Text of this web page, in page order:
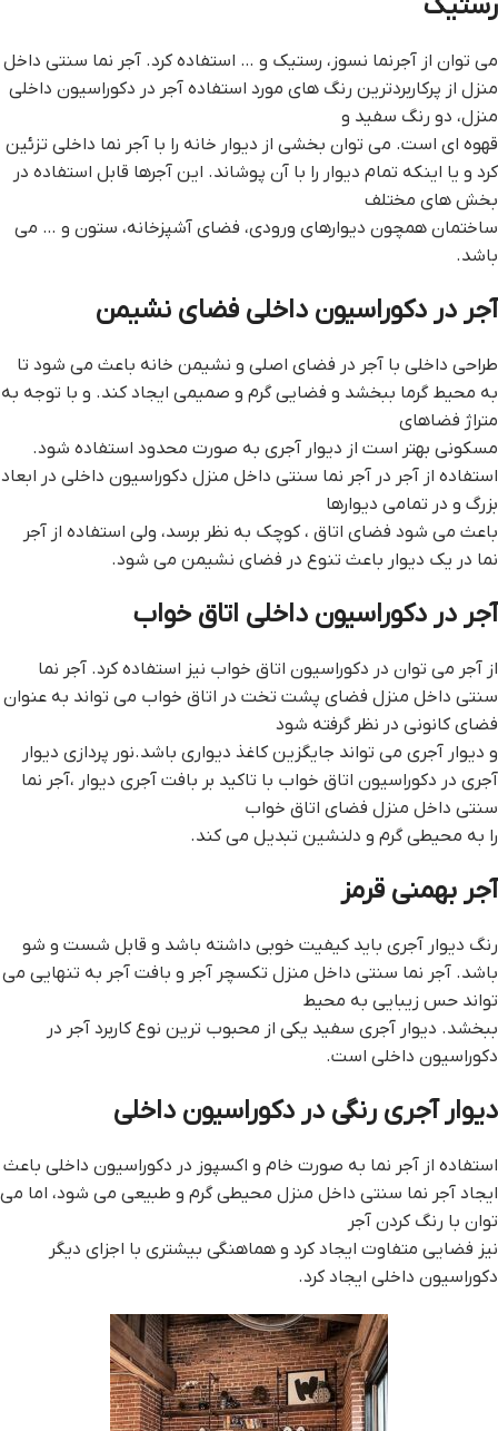
می توان از آجرنما نسوز، رستیک و … استفاده کرد. آجر نما سنتی داخل
منزل از پرکاربردترین رنگ های مورد استفاده آجر در دکوراسیون داخلی
منزل، دو رنگ سفید و
قهوه ای است. می توان بخشی از دیوار خانه را با آجر نما داخلی تزئین
کرد و یا اینکه تمام دیوار را با آن پوشاند. این آجرها قابل استفاده در
بخش های مختلف
ساختمان همچون دیوارهای ورودی، فضای آشپزخانه، ستون و … می
باشد.
آجر در دکوراسیون داخلی فضای نشیمن
طراحی داخلی با آجر در فضای اصلی و نشیمن خانه باعث می شود تا
به محیط گرما ببخشد و فضایی گرم و صمیمی ایجاد کند. و با توجه به
متراژ فضاهای
مسکونی بهتر است از دیوار آجری به صورت محدود استفاده شود.
استفاده از آجر در آجر نما سنتی داخل منزل دکوراسیون داخلی در ابعاد
بزرگ و در تمامی دیوارها
باعث می شود فضای اتاق ، کوچک به نظر برسد، ولی استفاده از آجر
نما در یک دیوار باعث تنوع در فضای نشیمن می شود.
آجر در دکوراسیون داخلی اتاق خواب
از آجر می توان در دکوراسیون اتاق خواب نیز استفاده کرد. آجر نما
سنتی داخل منزل فضای پشت تخت در اتاق خواب می تواند به عنوان
فضای کانونی در نظر گرفته شود
و دیوار آجری می تواند جایگزین کاغذ دیواری باشد.نور پردازی دیوار
آجری در دکوراسیون اتاق خواب با تاکید بر بافت آجری دیوار ،آجر نما
سنتی داخل منزل فضای اتاق خواب
را به محیطی گرم و دلنشین تبدیل می کند.
آجر بهمنی قرمز
رنگ دیوار آجری باید کیفیت خوبی داشته باشد و قابل شست و شو
باشد. آجر نما سنتی داخل منزل تکسچر آجر و بافت آجر به تنهایی می
تواند حس زیبایی به محیط
ببخشد. دیوار آجری سفید یکی از محبوب ترین نوع کاربرد آجر در
دکوراسیون داخلی است.
دیوار آجری رنگی در دکوراسیون داخلی
استفاده از آجر نما به صورت خام و اکسپوز در دکوراسیون داخلی باعث
ایجاد آجر نما سنتی داخل منزل محیطی گرم و طبیعی می شود، اما می
توان با رنگ کردن آجر
نیز فضایی متفاوت ایجاد کرد و هماهنگی بیشتری با اجزای دیگر
دکوراسیون داخلی ایجاد کرد.